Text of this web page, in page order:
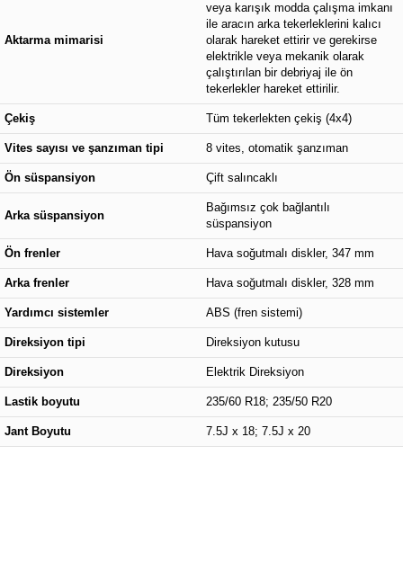
Aktarma mimarisi
veya karışık modda çalışma imkanı
ile aracın arka tekerleklerini kalıcı
olarak hareket ettirir ve gerekirse
elektrikle veya mekanik olarak
çalıştırılan bir debriyaj ile ön
tekerlekler hareket ettirilir.
Çekiş Tüm tekerlekten çekiş (4x4)
Vites sayısı ve şanzıman tipi 8 vites, otomatik şanzıman
Ön süspansiyon Çift salıncaklı
Arka süspansiyon
Bağımsız çok bağlantılı
süspansiyon
Ön frenler Hava soğutmalı diskler, 347 mm
Arka frenler Hava soğutmalı diskler, 328 mm
Yardımcı sistemler ABS (fren sistemi)
Direksiyon tipi Direksiyon kutusu
Direksiyon Elektrik Direksiyon
Lastik boyutu 235/60 R18; 235/50 R20
Jant Boyutu 7.5J x 18; 7.5J x 20